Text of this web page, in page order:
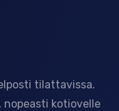
tilattavissa.
nopeasti kotiovelle